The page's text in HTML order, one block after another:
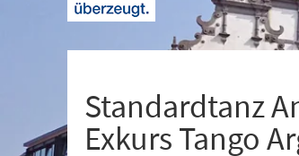
Standardtanz
Exkurs Tango